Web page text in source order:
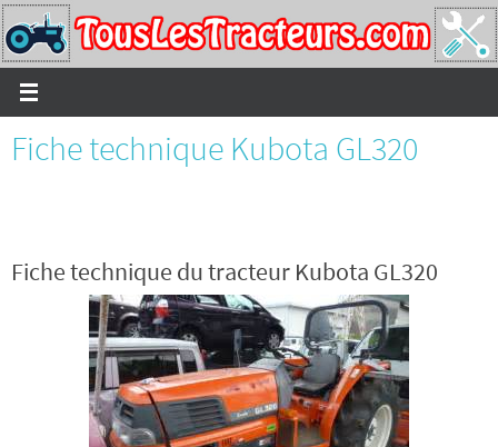
Passer
vers
le
contenu
Fiche technique Kubota GL320
Fiche technique du tracteur Kubota GL320